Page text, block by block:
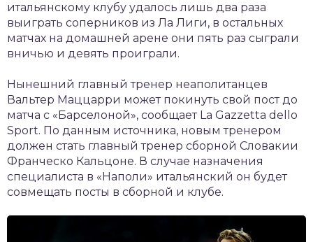
итальянскому клубу удалось лишь два раза
выиграть соперников из Ла Лиги, в остальных
матчах на домашней арене они пять раз сыграли
вничью и девять проиграли.
Нынешний главный тренер неаполитанцев
Вальтер Маццарри может покинуть свой пост до
матча с «Барселоной», сообщает La Gazzetta dello
Sport. По данным источника, новым тренером
должен стать главный тренер сборной Словакии
Франческо Кальцоне. В случае назначения
специалиста в «Наполи» итальянский он будет
совмещать посты в сборной и клубе.